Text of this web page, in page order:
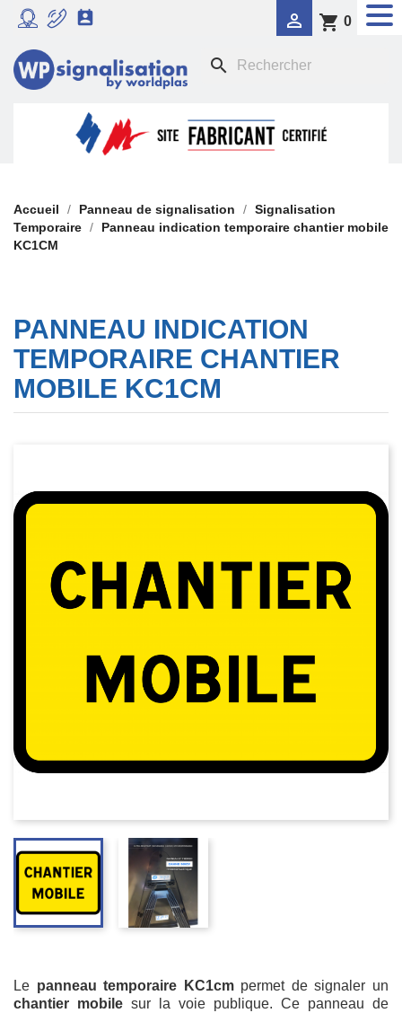
  shopping_cart 0
search
RADAR PÉDAGOGIQUE
SIGNALISATION DYNAMIQUE LUMINEUSE
FEU TRICOLORE COMPORTEMENTAL
PANNEAUX DE SIGNALISATION DE POLICE
SIGNALISATION TEMPORAIRE
PANONCEAUX DE SIGNALISATION
Accueil Panneau de signalisation
Signalisation
Temporaire
Panneau indication temporaire chantier mobile
KC1CM
PANNEAU INDICATION
TEMPORAIRE CHANTIER
MOBILE KC1CM
Le panneau temporaire KC1cmpermet de signaler un
chantier mobile sur la voie publique. Ce panneau de